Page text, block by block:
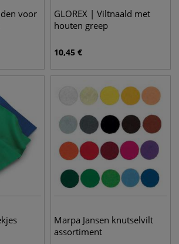
voor
GLOREX | Viltnaald met
houten greep
10,45 €
Marpa Jansen knutselvilt
assortiment